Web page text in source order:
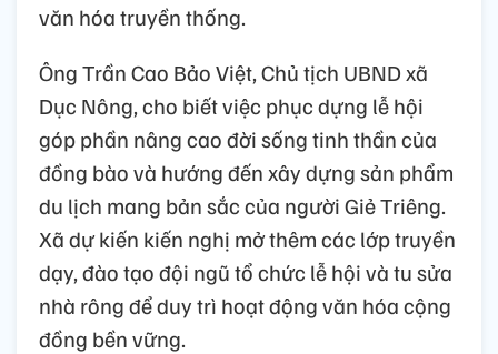
văn hóa truyền thống.
Ông Trần Cao Bảo Việt, Chủ tịch UBND xã
Dục Nông, cho biết việc phục dựng lễ hội
góp phần nâng cao đời sống tinh thần của
đồng bào và hướng đến xây dựng sản phẩm
du lịch mang bản sắc của người Giẻ Triêng.
Xã dự kiến kiến nghị mở thêm các lớp truyền
dạy, đào tạo đội ngũ tổ chức lễ hội và tu sửa
nhà rông để duy trì hoạt động văn hóa cộng
đồng bền vững.